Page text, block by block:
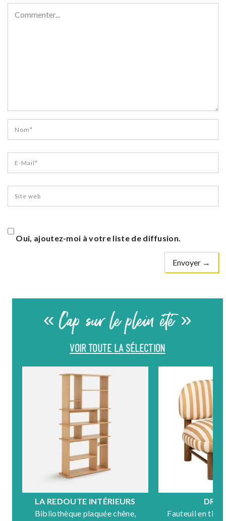
Oui, ajoutez-moi à votre liste de diffusion.
« Cap sur le plein été »
VOIR TOUTE LA SÉLECTION
LA REDOUTE INTÉRIEURS
Bibliothèque plaquée chêne,
Fauteuil en